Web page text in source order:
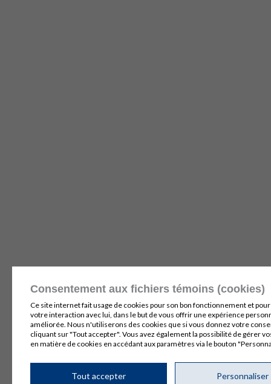
Consentement aux fichiers témoins (cookies)
Ce site internet fait usage de cookies pour son bon fonctionnement et
votre interaction avec lui, dans le but de vous offrir une expérience
améliorée. Nous n'utiliserons des cookies que si vous donnez votre
cliquant sur "Tout accepter". Vous avez également la possibilité de gérer
en matière de cookies en accédant aux paramètres via le bouton
Tout accepter Personnaliser